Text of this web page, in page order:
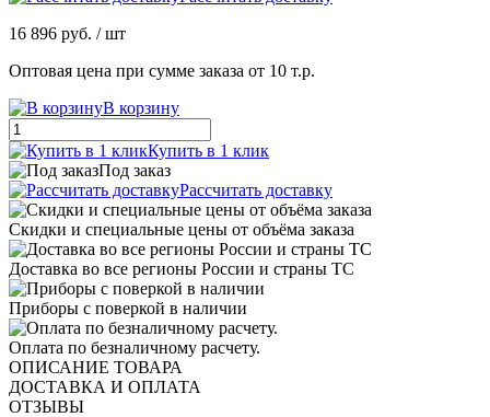
16 896 руб. / шт
Оптовая цена при сумме заказа от 10 т.р.
В корзину
Купить в 1 клик
Под заказ
Рассчитать доставку
Скидки и специальные цены от объёма заказа
Доставка во все регионы России и страны ТС
Приборы с поверкой в наличии
Оплата по безналичному расчету.
ОПИСАНИЕ ТОВАРА
ДОСТАВКА И ОПЛАТА
ОТЗЫВЫ